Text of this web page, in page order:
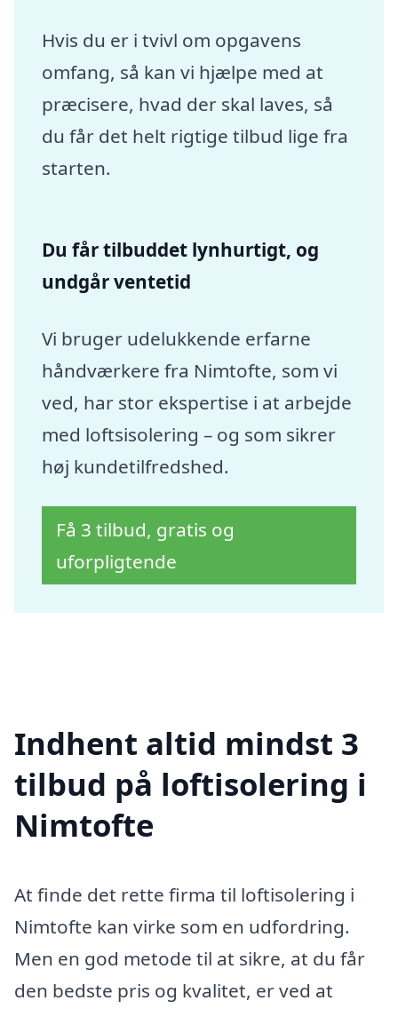
Hvis du er i tvivl om opgavens
omfang, så kan vi hjælpe med at
præcisere, hvad der skal laves, så
du får det helt rigtige tilbud lige fra
starten.
Du får tilbuddet lynhurtigt, og
undgår ventetid
Vi bruger udelukkende erfarne
håndværkere fra Nimtofte, som vi
ved, har stor ekspertise i at arbejde
med loftsisolering – og som sikrer
høj kundetilfredshed.
Få 3 tilbud, gratis og
uforpligtende
Indhent altid mindst 3
tilbud på loftisolering i
Nimtofte
At finde det rette firma til loftisolering i
Nimtofte kan virke som en udfordring.
Men en god metode til at sikre, at du får
den bedste pris og kvalitet, er ved at